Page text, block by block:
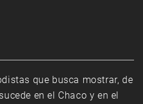
que busca mostrar, de
en el Chaco y en el